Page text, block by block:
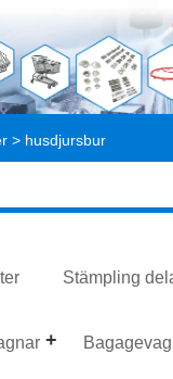
> husdjursbur
Stämpling